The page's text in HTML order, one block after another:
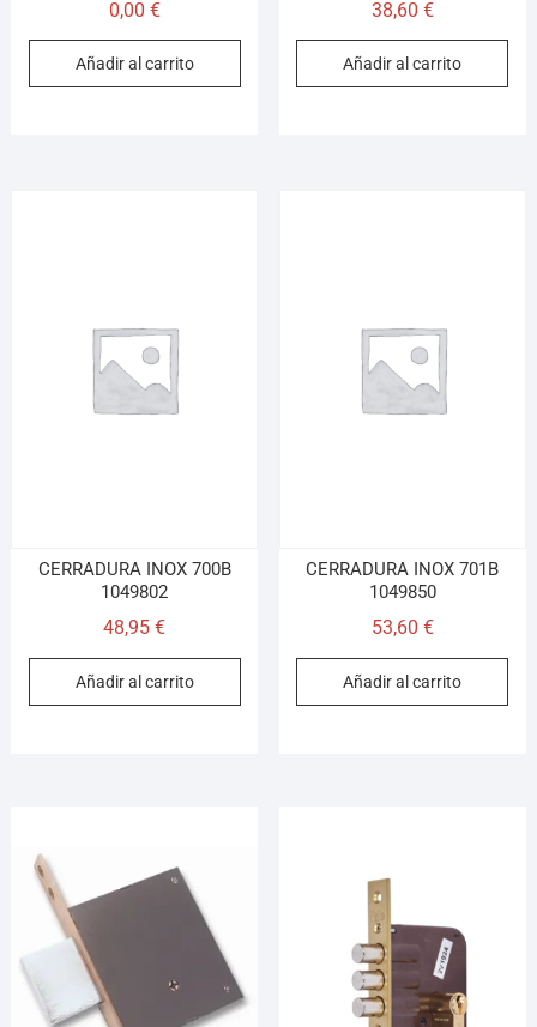
0,00 €
Añadir al carrito
38,60 €
Añadir al carrito
CERRADURA INOX 700B
1049802
48,95€
Añadir al carrito
CERRADURA INOX 701B
1049850
53,60 €
Añadir al carrito